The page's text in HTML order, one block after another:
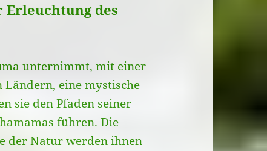
Erleuchtung des
unternimmt, mit einer
Ländern, eine mystische
sie den Pfaden seiner
führen. Die
der Natur werden ihnen